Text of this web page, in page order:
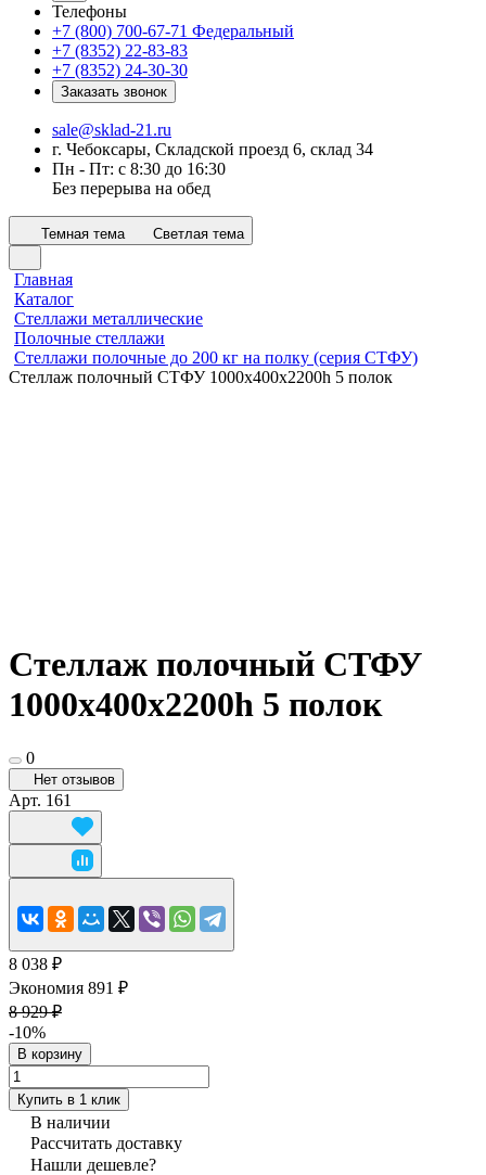
Телефоны
+7 (800) 700-67-71 Федеральный
+7 (8352) 22-83-83
+7 (8352) 24-30-30
Заказать звонок
sale@sklad-21.ru
г. Чебоксары, Складской проезд 6, склад 34
Пн - Пт: с 8:30 до 16:30
Без перерыва на обед
Темная тема Светлая тема
Главная
Каталог
Стеллажи металлические
Полочные стеллажи
Стеллажи полочные до 200 кг на полку (серия СТФУ)
Стеллаж полочный СТФУ 1000х400x2200h 5 полок
Стеллаж полочный СТФУ
1000х400x2200h 5 полок
0
Нет отзывов
Арт. 161
8 038 ₽
Экономия 891 ₽
8 929 ₽
-10%
В корзину
Купить в 1 клик
В наличии
Рассчитать доставку
Нашли дешевле?